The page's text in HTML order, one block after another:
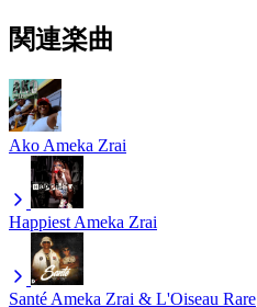
関連楽曲
Ako Ameka Zrai
Happiest Ameka Zrai
Santé Ameka Zrai & L'Oiseau Rare